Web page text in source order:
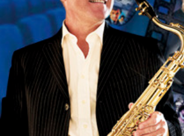
джазовый пароход – ведь это не
послушать классический и
исполнении, но еще и речная
брызги волн и неповторимая
теплоход, построенный по проекту
остекленные палубы. На теплоходе
подают не только освежающие и
но и шашлык. Согласитесь, весьма
приятную музыку и разговоры с